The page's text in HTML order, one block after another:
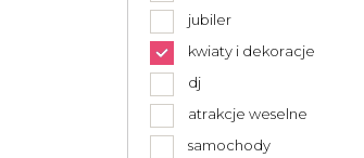
jubiler
kwiaty i dekoracje
dj
atrakcje weselne
samochody